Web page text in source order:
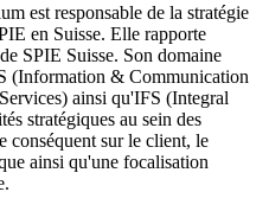
est responsable de la stratégie
en Suisse. Elle rapporte
SPIE Suisse. Son domaine
(Information & Communication
ainsi qu'IFS (Integral
stratégiques au sein des
conséquent sur le client, le
ainsi qu'une focalisation